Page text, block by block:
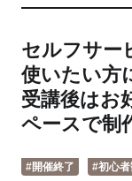
Tokyo
セルフサー
使いたい方
受講後はお
ペースで制
#開催終了 #初心